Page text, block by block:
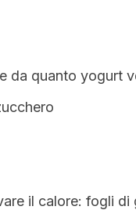
da quanto yogurt
il calore: fogli di